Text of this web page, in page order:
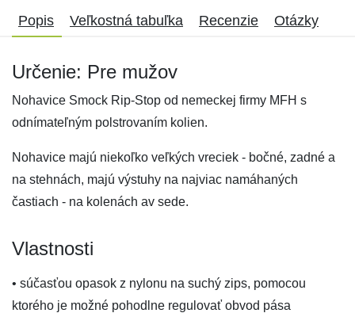
Popis Veľkostná tabuľka Recenzie Otázky
Určenie: Pre mužov
Nohavice Smock Rip-Stop od nemeckej firmy MFH s
odnímateľným polstrovaním kolien.
Nohavice majú niekoľko veľkých vreciek - bočné, zadné a
na stehnách, majú výstuhy na najviac namáhaných
častiach - na kolenách av sede.
Vlastnosti
• súčasťou opasok z nylonu na suchý zips, pomocou
ktorého je možné pohodlne regulovať obvod pása